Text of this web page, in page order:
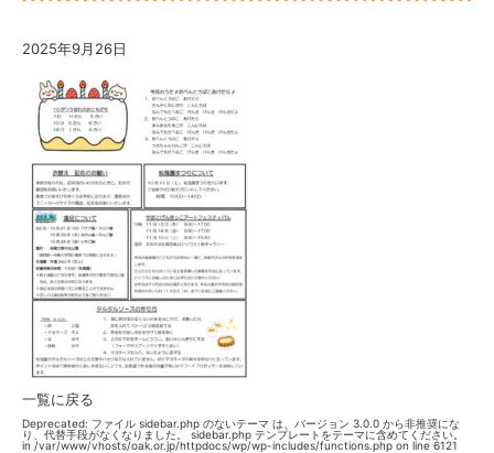
2025年9月26日
一覧に戻る
Deprecated: ファイル sidebar.php のないテーマ は、バージョン 3.0.0 から非推奨にな
り、代替手段がなくなりました。 sidebar.php テンプレートをテーマに含めてください。
in /var/www/vhosts/oak.or.jp/httpdocs/wp/wp-includes/functions.php on line 6121